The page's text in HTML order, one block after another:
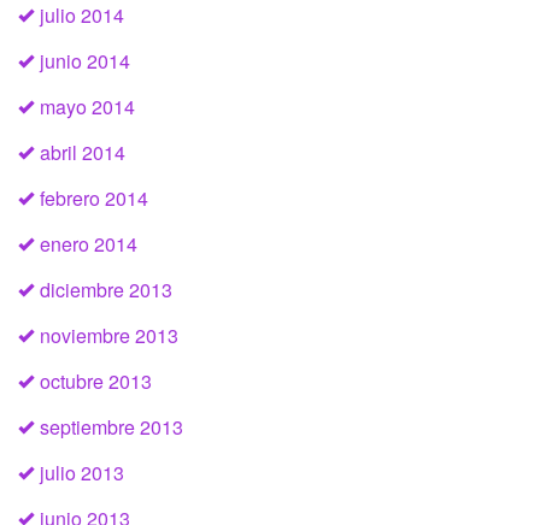
julio 2014
junio 2014
mayo 2014
abril 2014
febrero 2014
enero 2014
diciembre 2013
noviembre 2013
octubre 2013
septiembre 2013
julio 2013
junio 2013